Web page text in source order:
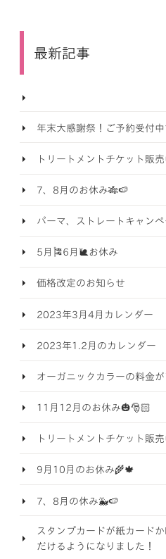
最新記事
年末大感謝祭！ご予約受付
トリートメントチケット販売
7、8月のお休み🎋🍉
パーマ、ストレートキャン
5月🎏6月🐌お休み
価格改定のお知らせ
2023年3月4月カレンダー
2023年1.2月のカレンダー
オーガニックカラーの料金
11月12月のお休み🎃🎅🏻
トリートメントチケット販売
9月10月のお休み🌾🍁
7、8月の休み🐳🍉
スタンプカードが紙カード
だけるようになりました！